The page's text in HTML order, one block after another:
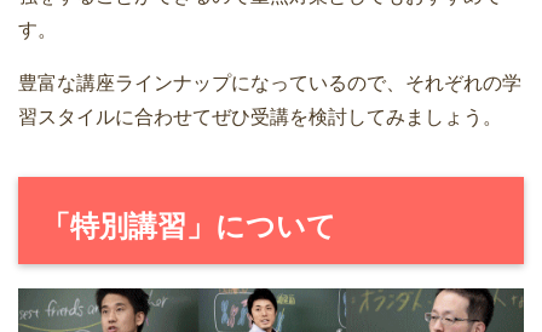
す。
豊富な講座ラインナップになっているので、それぞれの学
習スタイルに合わせてぜひ受講を検討してみましょう。
「特別講習」について